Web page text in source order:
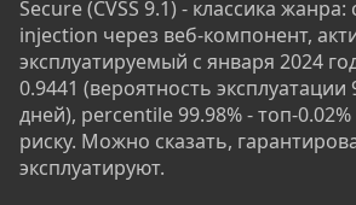
Secure (CVSS 9.1) - классика
injection через веб-компонент,
эксплуатируемый с января 2024
0.9441 (вероятность эксплуатации
дней), percentile 99.98% - топ-0.02%
риску. Можно сказать,
эксплуатируют.